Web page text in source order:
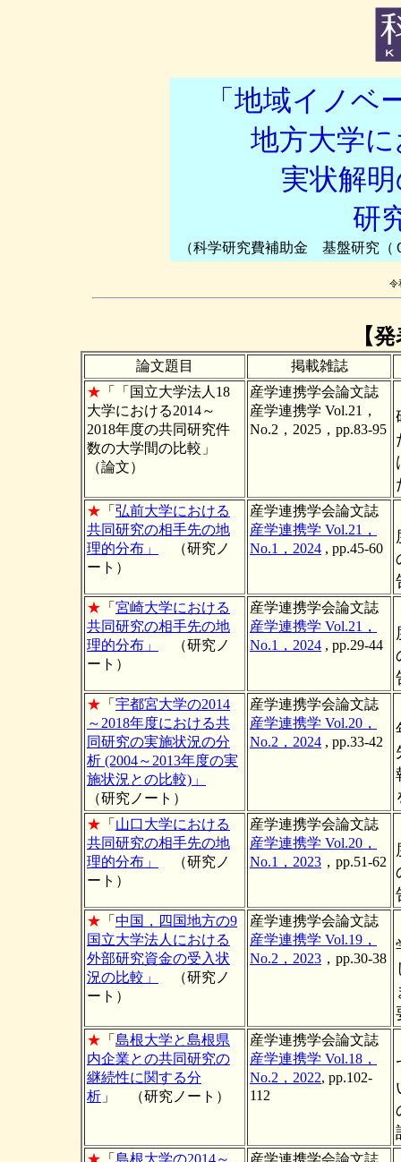
「地域イノベ
地方大学
実状解
研
（科学研究費補助金 基盤研究
令
【
論文題目
掲載雑誌
★ 「
「国立大学法人18
大学における2014～
2018年度の共同研究件
数の大学間の比較」
（論文）
産学連携学会論文誌
産学連携学 Vol.21，
No.2，2025，pp.83-95
★ 「 弘前大学における
共同研究の相手先の地
理的分布」
（研究ノ
ート）
産学連携学会論文誌
産学連携学 Vol.21，
No.1，2024 , pp.45-60
★ 「 宮崎大学における
共同研究の相手先の地
理的分布」
（研究ノ
ート）
産学連携学会論文誌
産学連携学 Vol.21，
No.1，2024 , pp.29-44
★ 「 宇都宮大学の2014
～2018年度における共
同研究の実施状況の分
析 (2004～2013年度の実
施状況との比較)」
（研究ノート）
産学連携学会論文誌
産学連携学 Vol.20，
No.2，2024 , pp.33-42
★ 「 山口大学における
共同研究の相手先の地
理的分布」
（研究ノ
ート）
産学連携学会論文誌
産学連携学 Vol.20，
No.1，2023 ，pp.51-62
★ 「 中国，四国地方の9
国立大学法人における
外部研究資金の受入状
況の比較」
（研究ノ
ート）
産学連携学会論文誌
産学連携学 Vol.19，
No.2，2023 ，pp.30-38
★ 「 島根大学と島根県
内企業との共同研究の
継続性に関する分
析 」 （研究ノート）
産学連携学会論文誌
産学連携学 Vol.18，
No.2，2022, pp.102-
112
★ 「 島根大学の2014～
産学連携学会論文誌